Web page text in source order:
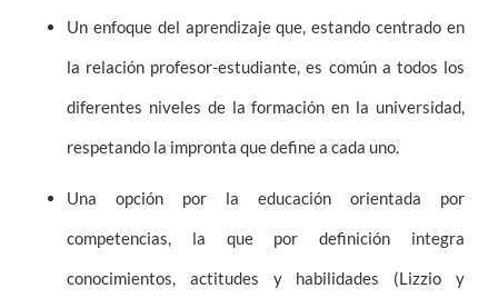
Un enfoque del aprendizaje que, estando centrado en
la relación profesor-estudiante, es común a todos los
diferentes niveles de la formación en la universidad,
respetando la impronta que define a cada uno.
Una opción por la educación orientada por
competencias, la que por definición integra
conocimientos, actitudes y habilidades (Lizzio y